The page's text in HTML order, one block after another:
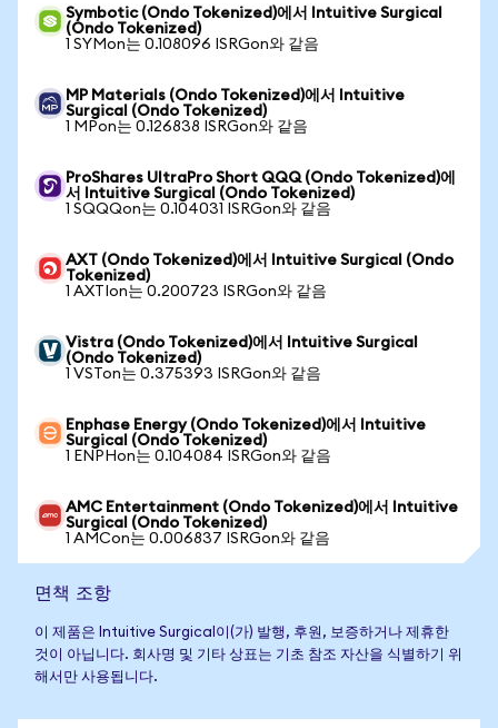
Symbotic (Ondo Tokenized)에서 Intuitive Surgical
(Ondo Tokenized)
1 SYMon는 0.108096 ISRGon와 같음
MP Materials (Ondo Tokenized)에서 Intuitive
Surgical (Ondo Tokenized)
1 MPon는 0.126838 ISRGon와 같음
ProShares UltraPro Short QQQ (Ondo Tokenized)에
서 Intuitive Surgical (Ondo Tokenized)
1 SQQQon는 0.104031 ISRGon와 같음
AXT (Ondo Tokenized)에서 Intuitive Surgical (Ondo
Tokenized)
1 AXTIon는 0.200723 ISRGon와 같음
Vistra (Ondo Tokenized)에서 Intuitive Surgical
(Ondo Tokenized)
1 VSTon는 0.375393 ISRGon와 같음
Enphase Energy (Ondo Tokenized)에서 Intuitive
Surgical (Ondo Tokenized)
1 ENPHon는 0.104084 ISRGon와 같음
AMC Entertainment (Ondo Tokenized)에서 Intuitive
Surgical (Ondo Tokenized)
1 AMCon는 0.006837 ISRGon와 같음
면책 조항
이 제품은 Intuitive Surgical이(가) 발행, 후원, 보증하거나 제휴한
것이 아닙니다. 회사명 및 기타 상표는 기초 참조 자산을 식별하기 위
해서만 사용됩니다.